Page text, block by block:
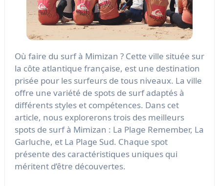
Où faire du surf à Mimizan ? Cette ville située sur
la côte atlantique française, est une destination
prisée pour les surfeurs de tous niveaux. La ville
offre une variété de spots de surf adaptés à
différents styles et compétences. Dans cet
article, nous explorerons trois des meilleurs
spots de surf à Mimizan : La Plage Remember, La
Garluche, et La Plage Sud. Chaque spot
présente des caractéristiques uniques qui
méritent d’être découvertes.